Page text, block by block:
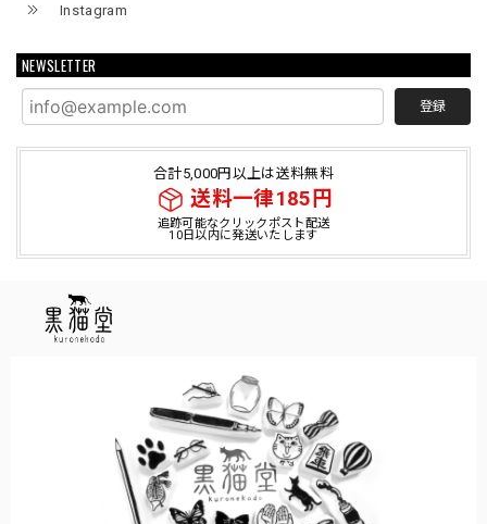
Instagram
NEWSLETTER
登録
合計5,000円以上は送料無料
送料一律185円
追跡可能なクリックポスト配送
10日以内に発送いたします